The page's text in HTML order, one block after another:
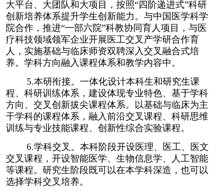
大平台、大团队和大项目，按照“四阶递进式”科研
创新培养体系提升学生创新能力。与中国医学科学
院合作，推进“一部六院”科教协同育人项目，与医
疗科技领域领军企业开展医工交叉产学研合作育
人，实施基础与临床师资双聘深入交叉融合式培
养。学科方向融入课程体系和教学内容中。
5.本研衔接。一体化设计本科生和研究生课
程、科研训练体系，建设体现专业特色、基于学科
方向、交叉创新拔尖课程体系。以基础与临床为主
干学科的课程体系，融入前沿交叉课程、科研思维
训练与专业技能课程、创新性综合实验课程。
6.学科交叉。本科阶段开设医理、医工、医文
交叉课程，开设智能医学、生物信息学、人工智能
等课程。研究生阶段既可以在本学科深造，也可以
选择学科交叉培养。